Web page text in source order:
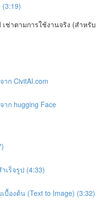
(3:19)
ช่าตามการใช้งานจริง (สำหรับ
ก CivitAI.com
าก hugging Face
เร็จรูป (4:33)
บื้องต้น (Text to Image) (3:32)